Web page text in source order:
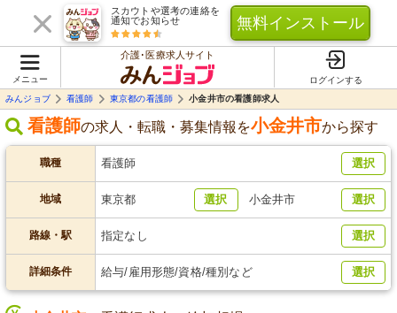
スカウトや選考の連絡を
通知でお知らせ
無料インストール
メニュー
介護･医療求人サイト
ログインする
みんジョブ
看護師 東京都の看護師 小金井市の看護師求人
看護師の求人・転職・募集情報を小金井市から探す
職種 看護師 選択
地域 東京都 選択 小金井市 選択
路線・駅 指定なし 選択
詳細条件 給与/雇用形態/資格/種別など 選択